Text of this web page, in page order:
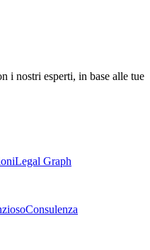
i nostri esperti, in base alle tue
Legal Graph
Consulenza